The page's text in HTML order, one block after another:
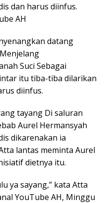
dan harus diinfus.
AH
datang
Suci Sebagai
itu tiba-tiba dilarikan
diinfus.
tayang Di saluran
Aurel Hermansyah
dikarenakan ia
lantas meminta Aurel
dietnya itu.
ya sayang,” kata Atta
YouTube AH, Minggu